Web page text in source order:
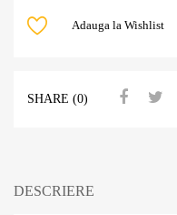
Adauga la Wishlist
SHARE (0)
DESCRIERE